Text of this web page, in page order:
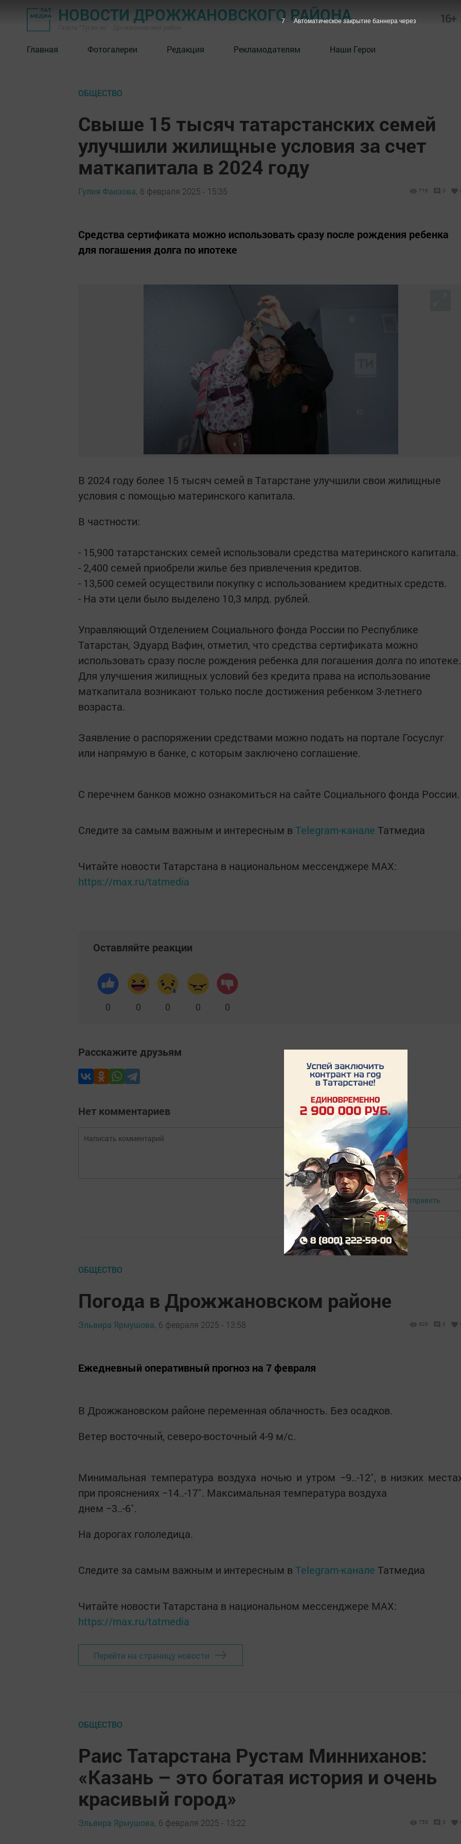
НОВОСТИ ДРОЖЖАНОВСКОГО РАЙОНА 16+
Главная Фотогалереи Редакция Рекламодателям Наши Герои
ОБЩЕСТВО
Свыше 15 тысяч татарстанских семей
улучшили жилищные условия за счет
маткапитала в 2024 году
Гулия Фаизова, 6 февраля 2025 - 15:35 716 0
Средства сертификата можно использовать сразу после рождения ребенка
для погашения долга по ипотеке
В 2024 году более 15 тысяч семей в Татарстане улучшили свои жилищные
условия с помощью материнского капитала.
В частности:
- 15,900 татарстанских семей использовали средства материнского капитала.
- 2,400 семей приобрели жилье без привлечения кредитов.
- 13,500 семей осуществили покупку с использованием кредитных средств.
- На эти цели было выделено 10,3 млрд. рублей.
Управляющий Отделением Социального фонда России по Республике
Татарстан, Эдуард Вафин, отметил, что средства сертификата можно
использовать сразу после рождения ребенка для погашения долга по ипотеке.
Для улучшения жилищных условий без кредита права на использование
маткапитала возникают только после достижения ребенком 3-летнего
возраста.
Заявление о распоряжении средствами можно подать на портале Госуслуг
или напрямую в банке, с которым заключено соглашение.
С перечнем банков можно ознакомиться на сайте Социального фонда России.
Следите за самым важным и интересным в Telegram-канале Татмедиа
Читайте новости Татарстана в национальном мессенджере MАХ:
https://max.ru/tatmedia
Оставляйте реакции
0 0 0 0 0
Расскажите друзьям
Нет комментариев
Авторизоваться Отправить
ОБЩЕСТВО
Погода в Дрожжановском районе
Эльвира Ярмушова, 6 февраля 2025 - 13:58 626 0
Ежедневный оперативный прогноз на 7 февраля
В Дрожжановском районе переменная облачность. Без осадков.
Ветер восточный, северо-восточный 4-9 м/с.
Минимальная температура воздуха ночью и утром −9..-12˚, в низких
при прояснениях −14..-17˚. Максимальная температура воздуха
днем −3..-6˚.
На дорогах гололедица.
Следите за самым важным и интересным в Telegram-канале Татмедиа
Читайте новости Татарстана в национальном мессенджере MАХ:
https://max.ru/tatmedia
Перейти на страницу новости
ОБЩЕСТВО
Раис Татарстана Рустам Минниханов:
«Казань – это богатая история и очень
красивый город»
Эльвира Ярмушова, 6 февраля 2025 - 13:22 753 0
5 Автоматическое закрытие баннера через